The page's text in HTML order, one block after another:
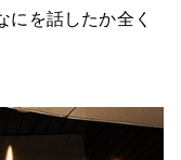
を話したか全く